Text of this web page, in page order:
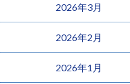
2026年3月
2026年2月
2026年1月